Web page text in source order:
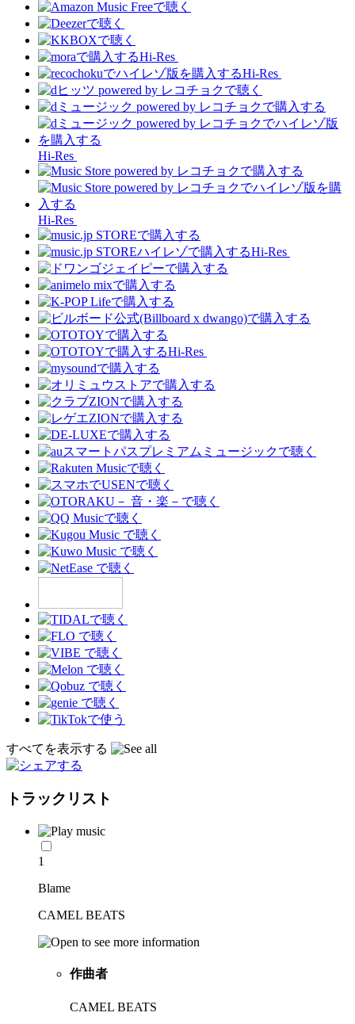
Hi-Res
Hi-Res
Hi-Res
Hi-Res
Hi-Res
Hi-Res
すべてを表示する
トラックリスト
1
Blame
CAMEL BEATS
作曲者
CAMEL BEATS